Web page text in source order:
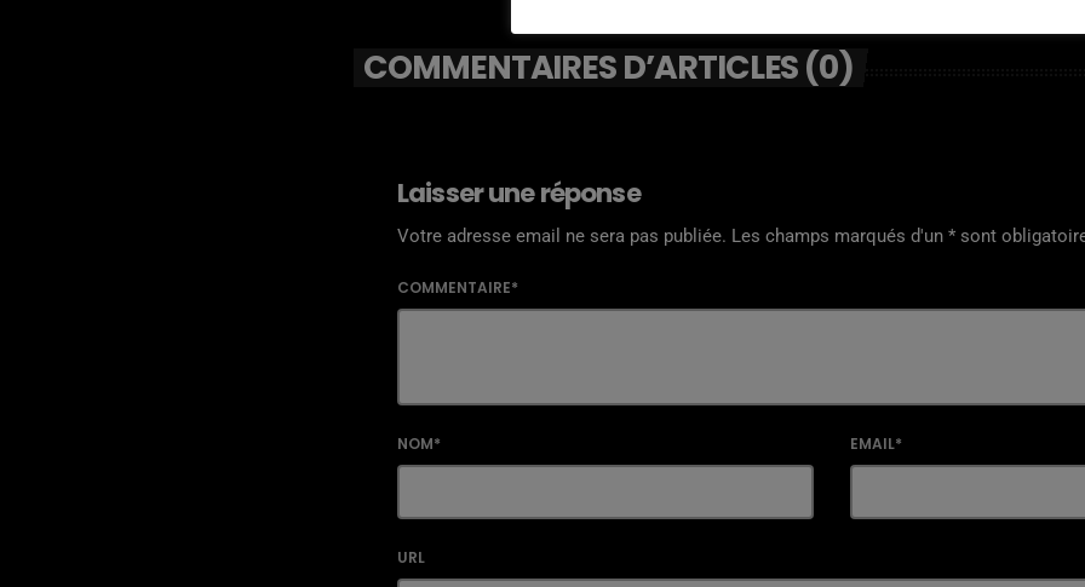
COMMENTAIRES D’ARTICLES (0)
Laisser une réponse
Votre adresse email ne sera pas publiée. Les champs marqués d'un * sont
COMMENTAIRE*
NOM* EMAIL*
URL